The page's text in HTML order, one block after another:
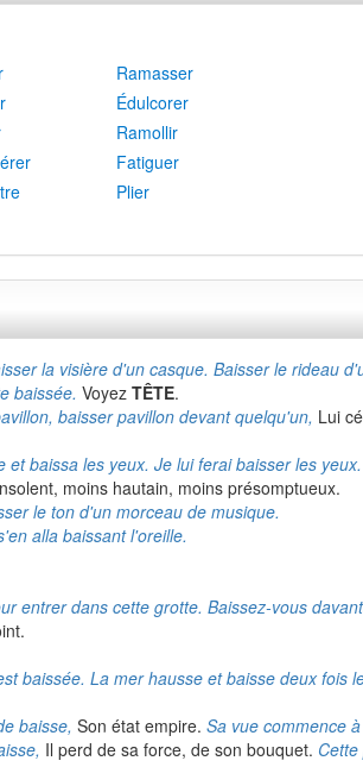
Ramasser
Édulcorer
Ramollir
Fatiguer
Plier
la visière d'un casque. Baisser le rideau
baissée. Voyez TÊTE.
baisser pavillon devant quelqu'un, Lui
baissa les yeux. Je lui ferai baisser les yeux.
moins hautain, moins présomptueux.
le ton d'un morceau de musique.
alla baissant l'oreille.
entrer dans cette grotte. Baissez-vous
baissée. La mer hausse et baisse deux fois
baisse, Son état empire. Sa vue commence
Il perd de sa force, de son bouquet.